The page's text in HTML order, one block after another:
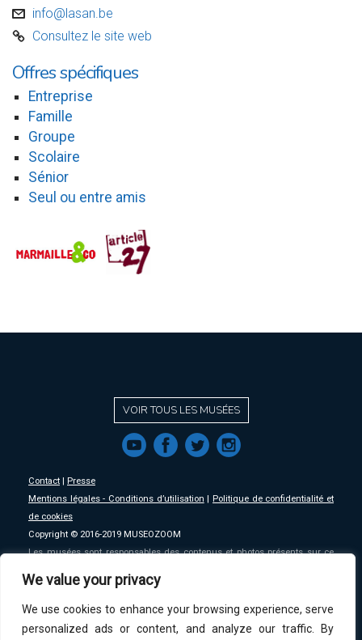
We value your privacy
We use cookies to enhance your browsing experience, serve
personalized ads or content, and analyze our traffic. By
v info@lasan.be
C Consultez le site web
Offres spécifiques
Entreprise
Famille
Groupe
Scolaire
Sénior
Seul ou entre amis
VOIR TOUS LES MUSÉES
f a b e
Contact | Presse
Mentions légales - Conditions d’utilisation | Politique de confidentialité et
de cookies
Copyright © 2016-2019 MUSEOZOOM
Les musées sont responsables des contenus et photos présents sur ce
An initative ofMSW.